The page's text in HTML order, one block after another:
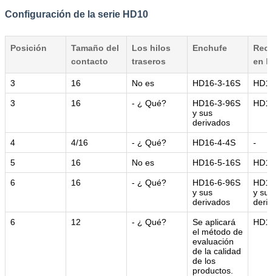
Configuración de la serie HD10
Posición
Tamaño del
contacto
Los hilos
traseros
Enchufe
en
3 16 No es HD16-3-16S
3 16 - ¿ Qué?
HD16-3-96S
y sus
derivados
4 4/16 - ¿ Qué? HD16-4-4S -
5 16 No es HD16-5-16S
6 16 - ¿ Qué?
HD16-6-96S
y sus
derivados
y
6 12 - ¿ Qué?
Se aplicará
el método de
evaluación
de la calidad
de los
productos.